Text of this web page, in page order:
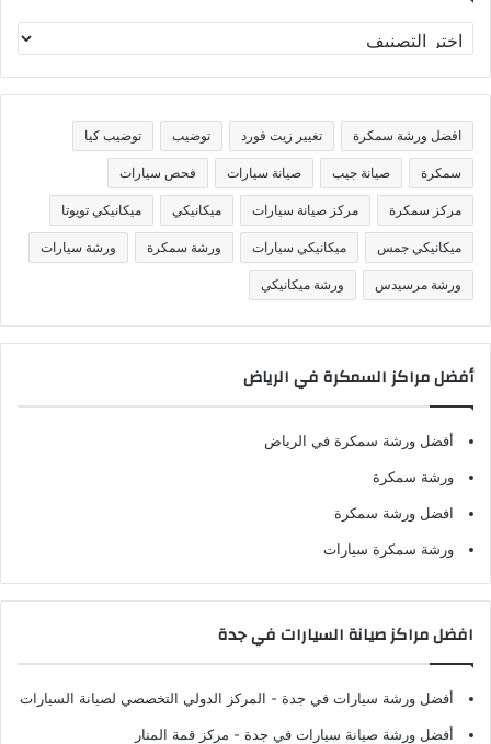
ص
ن
ف
ا
افضل ورشة سمكرة تغيير زيت فورد توضيب توضيب كيا
سمكرة صيانة جيب صيانة سيارات فحص سيارات
مركز سمكرة مركز صيانة سيارات ميكانيكي ميكانيكي تويوتا
ميكانيكي جمس ميكانيكي سيارات ورشة سمكرة ورشة سيارات
ورشة مرسيدس ورشة ميكانيكي
أفضل مراكز السمكرة في الرياض
أفضل ورشة سمكرة في الرياض
ورشة سمكرة
افضل ورشة سمكرة
ورشة سمكرة سيارات
افضل مراكز صيانة السيارات في جدة
أفضل ورشة سيارات في جدة - المركز الدولي التخصصي لصيانة السيارات
أفضل ورشة صيانة سيارات في جدة - مركز قمة المنار